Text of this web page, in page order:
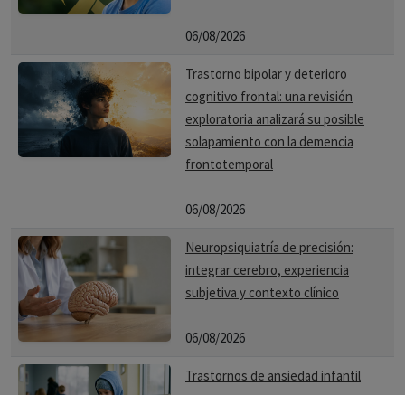
06/08/2026
Trastorno bipolar y deterioro
cognitivo frontal: una revisión
exploratoria analizará su posible
solapamiento con la demencia
frontotemporal
06/08/2026
Neuropsiquiatría de precisión:
integrar cerebro, experiencia
subjetiva y contexto clínico
06/08/2026
Trastornos de ansiedad infantil